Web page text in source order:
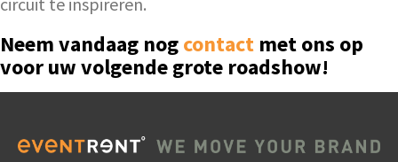
Neem vandaag nogcontact met ons op
voor uw volgende grote roadshow!